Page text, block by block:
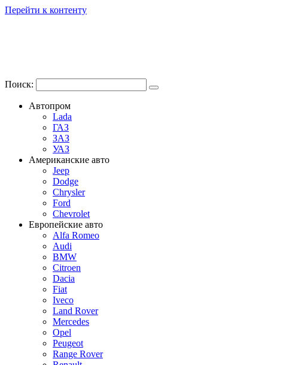
Перейти к контенту
Поиск:
Автопром
Lada
ГАЗ
ЗАЗ
УАЗ
Американские авто
Jeep
Dodge
Chrysler
Ford
Chevrolet
Европейские авто
Alfa Romeo
Audi
BMW
Citroen
Dacia
Fiat
Iveco
Land Rover
Mercedes
Opel
Peugeot
Range Rover